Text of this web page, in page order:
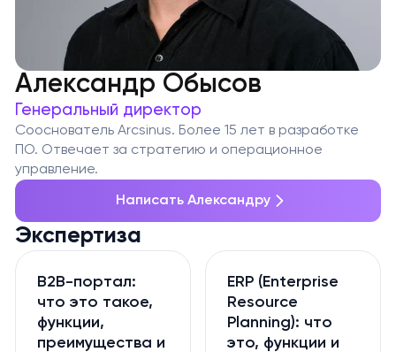
Александр Обысов
Генеральный директор
Сооснователь Arcsinus. Более 15 лет в разработке
ПО. Отвечает за стратегию и операционное
управление.
Написать Александру
Экспертиза
B2B-портал:
что это такое,
функции,
преимущества и
ERP (Enterprise
Resource
Planning): что
это, функции и